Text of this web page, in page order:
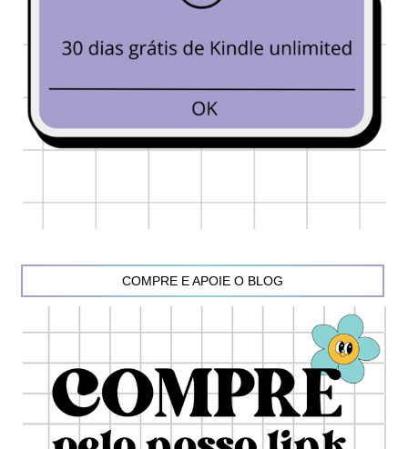
COMPRE E APOIE O BLOG